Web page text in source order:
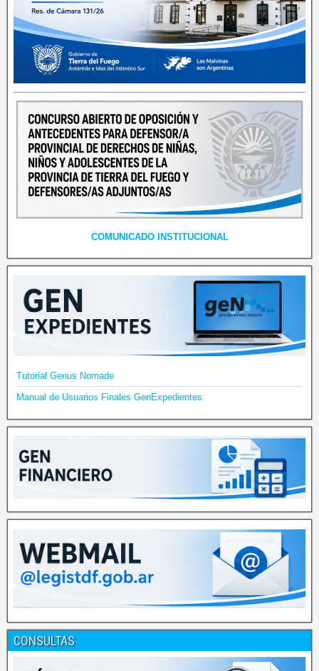
COMUNICADO INSTITUCIONAL
Tutorial Genus Nomade
Manual de Usuarios Finales GenExpedientes
CONSULTAS